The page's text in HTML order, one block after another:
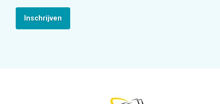
Inschrijven